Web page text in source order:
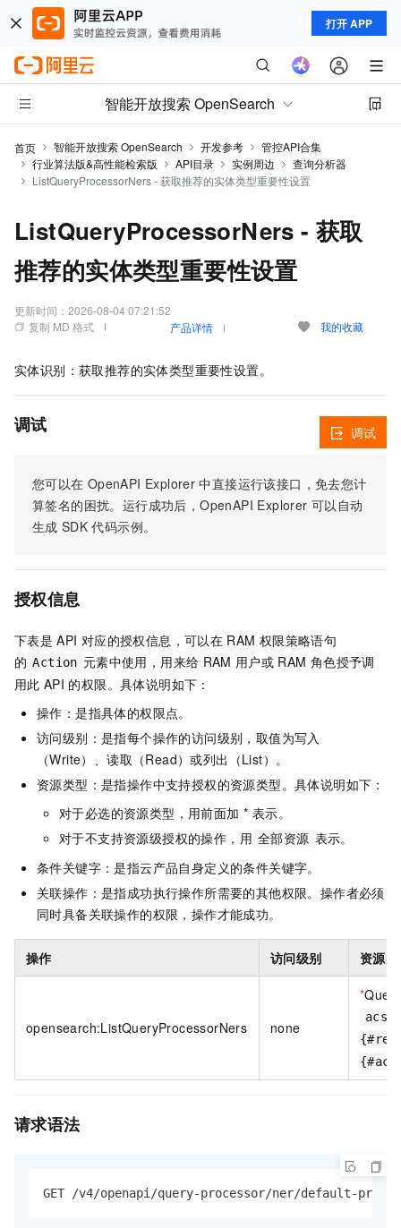
打开 APP
智能开放搜索 OpenSearch
首页 智能开放搜索 OpenSearch 开发参考
管控API合集
行业算法版&高性能检索版
API目录 实例周边
查询分析器
ListQueryProcessorNers - 获取推荐的实体类型重要性设置
ListQueryProcessorNers - 获取
推荐的实体类型重要性设置
更新时间： 2026-08-04 07:21:52
复制 MD 格式
产品详情 我的收藏
实体识别：获取推荐的实体类型重要性设置。
调试
您可以在 OpenAPI Explorer 中直接运行该接口，免去您计
算签名的困扰。运行成功后，OpenAPI Explorer 可以自动
生成 SDK 代码示例。
调试
授权信息
下表是 API 对应的授权信息，可以在 RAM 权限策略语句
的 Action 元素中使用，用来给 RAM 用户或 RAM 角色授予调
用此 API 的权限。具体说明如下：
操作：是指具体的权限点。
访问级别：是指每个操作的访问级别，取值为写入
（Write）、读取（Read）或列出（List）。
资源类型：是指操作中支持授权的资源类型。具体说明如下：
对于必选的资源类型，用前面加 * 表示。
对于不支持资源级授权的操作，用 全部资源 表示。
条件关键字：是指云产品自身定义的条件关键字。
关联操作：是指成功执行操作所需要的其他权限。操作者必须
同时具备关联操作的权限，操作才能成功。
操作 访问级别 资源
opensearch:ListQueryProcessorNers none
*
请求语法
GET /v4/openapi/query-processor/ner/default-